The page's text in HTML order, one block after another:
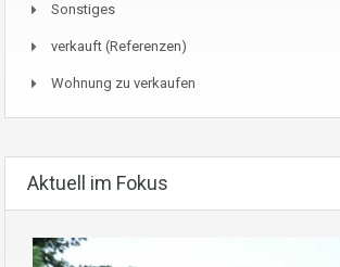
Sonstiges
verkauft (Referenzen)
Wohnung zu verkaufen
Aktuell im Fokus